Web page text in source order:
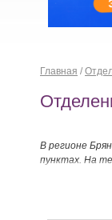
Главная /
В регионе
пунктах. На
Брянская
Европейской
находится 16